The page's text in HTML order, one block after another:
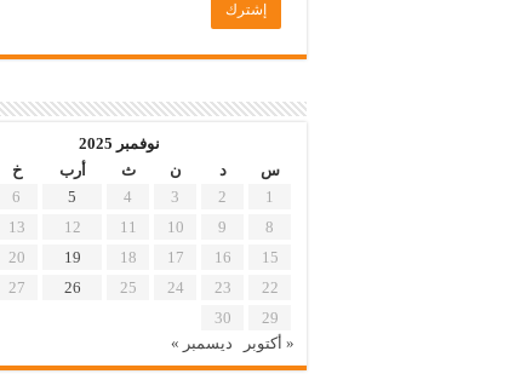
نوفمبر 2025
س
د ن ث أرب خ
1
2
3
4
5
6
8
9
10
11
12
13
15
16
17
18
19
20
22
23
24
25
26
27
29
30
« أكتوبر
ديسمبر »